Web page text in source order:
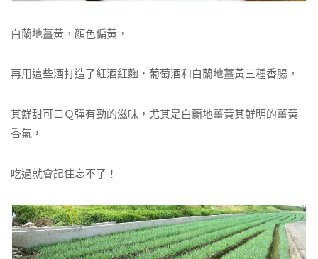
白蘭地薑黃，顏色偏黃，
再用這些酒打造了紅酒紅麴．葡萄酒和白蘭地薑黃三種香腸，
其鮮甜可口Ｑ彈有勁的滋味，尤其是白蘭地薑黃其鮮明的薑黃
香氣，
吃過就會記住忘不了！